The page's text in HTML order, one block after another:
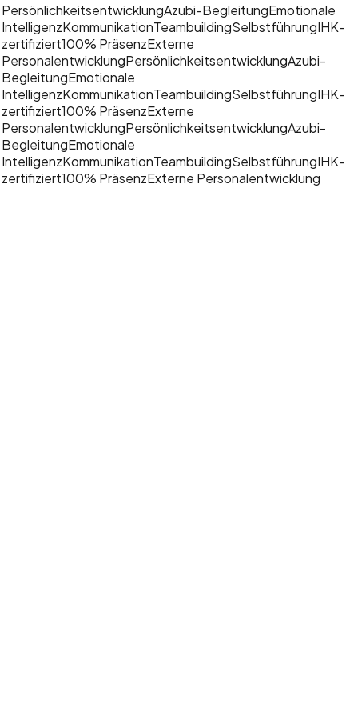
PersönlichkeitsentwicklungAzubi-BegleitungEmotionale
IntelligenzKommunikationTeambuildingSelbstführungIHK-
zertifiziert100% PräsenzExterne
PersonalentwicklungPersönlichkeitsentwicklungAzubi-
BegleitungEmotionale
IntelligenzKommunikationTeambuildingSelbstführungIHK-
zertifiziert100% PräsenzExterne
PersonalentwicklungPersönlichkeitsentwicklungAzubi-
BegleitungEmotionale
IntelligenzKommunikationTeambuildingSelbstführungIHK-
zertifiziert100% PräsenzExterne Personalentwicklung